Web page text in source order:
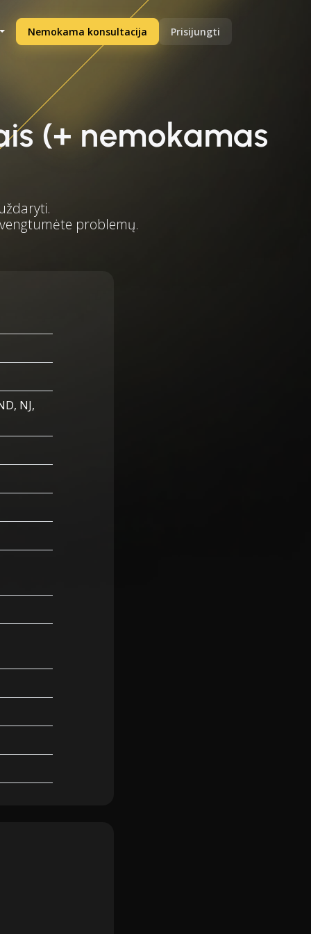
Nemokama konsultacija Prisijungti
(+ nemokamas
problemų.
NJ,